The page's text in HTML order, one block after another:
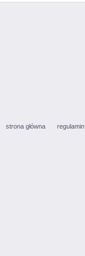
strona główna regulamin